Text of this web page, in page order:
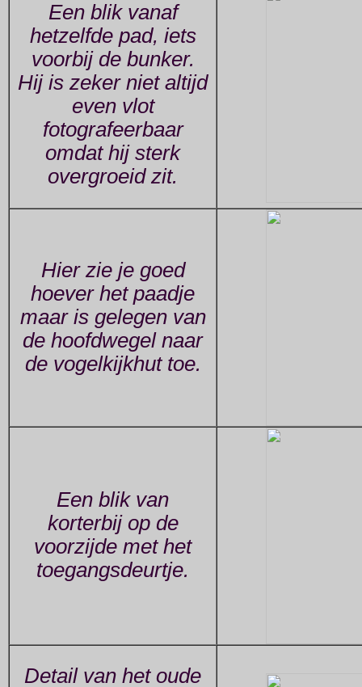
Een blik vanaf
hetzelfde pad, iets
voorbij de bunker.
Hij is zeker niet altijd
even vlot
fotografeerbaar
omdat hij sterk
overgroeid zit.
Hier zie je goed
hoever het paadje
maar is gelegen van
de hoofdwegel naar
de vogelkijkhut toe.
Een blik van
korterbij op de
voorzijde met het
toegangsdeurtje.
Detail van het oude